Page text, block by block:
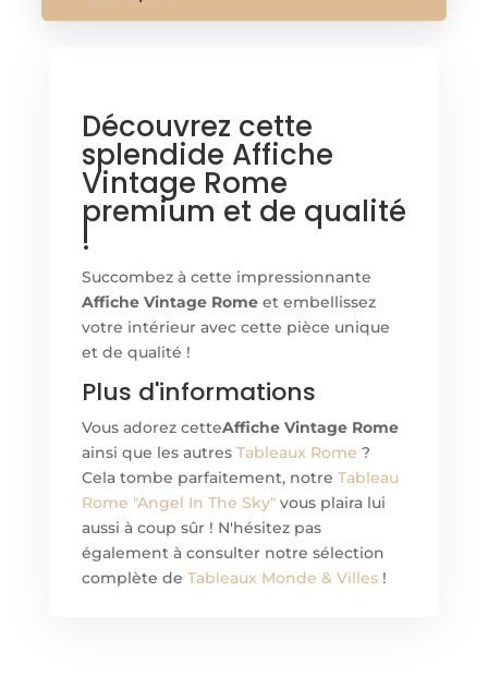
Découvrez cette
splendide Affiche
Vintage Rome
premium et de qualité
!
Succombez à cette impressionnante
Affiche Vintage Romeet embellissez
votre intérieur avec cette pièce unique
et de qualité !
Plus d'informations
Vous adorez cetteAffiche Vintage Rome
ainsi que les autres Tableaux Rome ?
Cela tombe parfaitement, notre Tableau
Rome "Angel In The Sky"vous plaira lui
aussi à coup sûr ! N'hésitez pas
également à consulter notre sélection
complète de Tableaux Monde & Villes!